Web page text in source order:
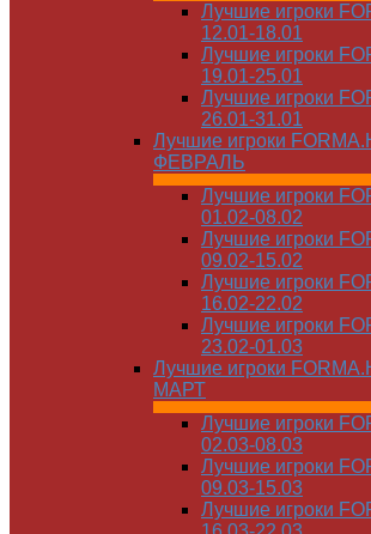
Лучшие игроки
12.01-18.01
Лучшие игроки
19.01-25.01
Лучшие игроки
26.01-31.01
Лучшие игроки
ФЕВРАЛЬ
Лучшие игроки
01.02-08.02
Лучшие игроки
09.02-15.02
Лучшие игроки
16.02-22.02
Лучшие игроки
23.02-01.03
Лучшие игроки
МАРТ
Лучшие игроки
02.03-08.03
Лучшие игроки
09.03-15.03
Лучшие игроки